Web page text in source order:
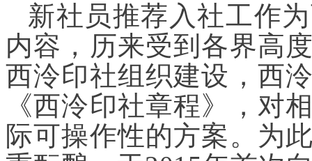
新社员推荐入社工作
内容，历来受到各界高
西泠印社组织建设，西
《西泠印社章程》，对
际可操作性的方案。为